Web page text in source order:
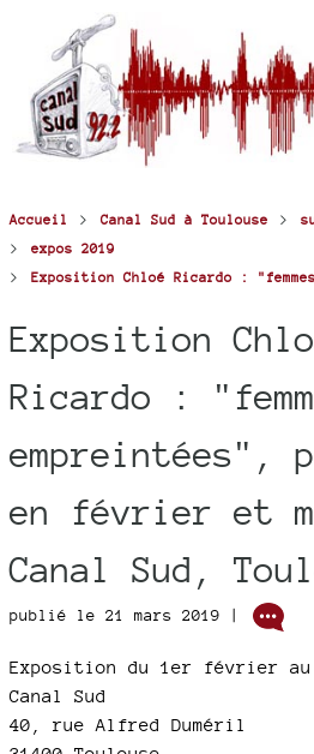
Accueil > Canal Sud à Toulouse >
> expos 2019
> Exposition Chloé Ricardo :
Exposition
Ricardo :
empreintées",
en février et
Canal Sud,
publié le 21 mars 2019 |
Exposition du 1er février au
Canal Sud
40, rue Alfred Duméril